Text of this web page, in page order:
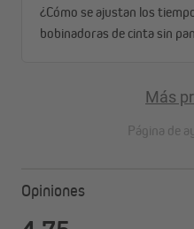
¿Cómo se ajustan los
bobinadoras de cinta sin
Más
Página de
Opiniones